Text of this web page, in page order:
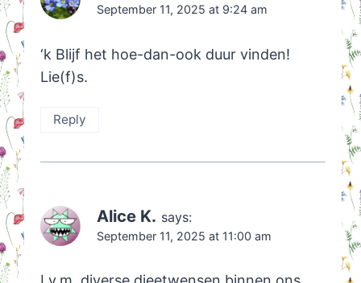
September 11, 2025 at 9:24 am
‘k Blijf het hoe-dan-ook duur vinden!
Lie(f)s.
Reply
Alice K. says:
September 11, 2025 at 11:00 am